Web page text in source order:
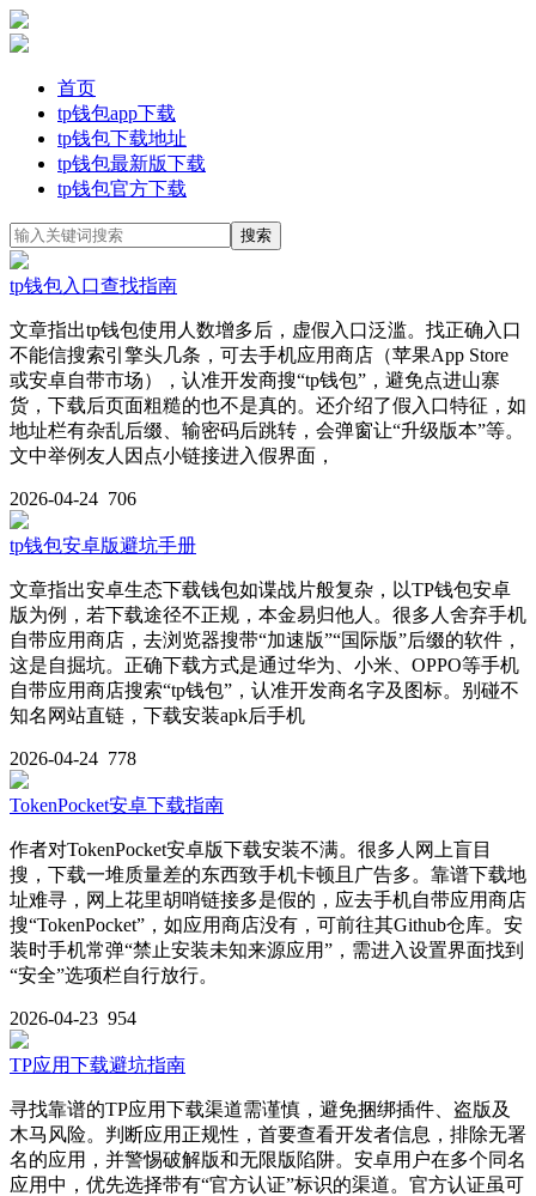
首页
tp钱包app下载
tp钱包下载地址
tp钱包最新版下载
tp钱包官方下载
tp钱包入口查找指南
文章指出tp钱包使用人数增多后，虚假入口泛滥。找正确入口
不能信搜索引擎头几条，可去手机应用商店（苹果App Store
或安卓自带市场），认准开发商搜“tp钱包”，避免点进山寨
货，下载后页面粗糙的也不是真的。还介绍了假入口特征，如
地址栏有杂乱后缀、输密码后跳转，会弹窗让“升级版本”等。
文中举例友人因点小链接进入假界面，
2026-04-24 706
tp钱包安卓版避坑手册
文章指出安卓生态下载钱包如谍战片般复杂，以TP钱包安卓
版为例，若下载途径不正规，本金易归他人。很多人舍弃手机
自带应用商店，去浏览器搜带“加速版”“国际版”后缀的软件，
这是自掘坑。正确下载方式是通过华为、小米、OPPO等手机
自带应用商店搜索“tp钱包”，认准开发商名字及图标。别碰不
知名网站直链，下载安装apk后手机
2026-04-24 778
TokenPocket安卓下载指南
作者对TokenPocket安卓版下载安装不满。很多人网上盲目
搜，下载一堆质量差的东西致手机卡顿且广告多。靠谱下载地
址难寻，网上花里胡哨链接多是假的，应去手机自带应用商店
搜“TokenPocket”，如应用商店没有，可前往其Github仓库。安
装时手机常弹“禁止安装未知来源应用”，需进入设置界面找到
“安全”选项栏自行放行。
2026-04-23 954
TP应用下载避坑指南
寻找靠谱的TP应用下载渠道需谨慎，避免捆绑插件、盗版及
木马风险。判断应用正规性，首要查看开发者信息，排除无署
名的应用，并警惕破解版和无限版陷阱。安卓用户在多个同名
应用中，优先选择带有“官方认证”标识的渠道。官方认证虽可